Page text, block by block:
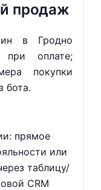
продаж
в Гродно
оплате;
покупки
бота.
прямое
или
таблицу/
CRM